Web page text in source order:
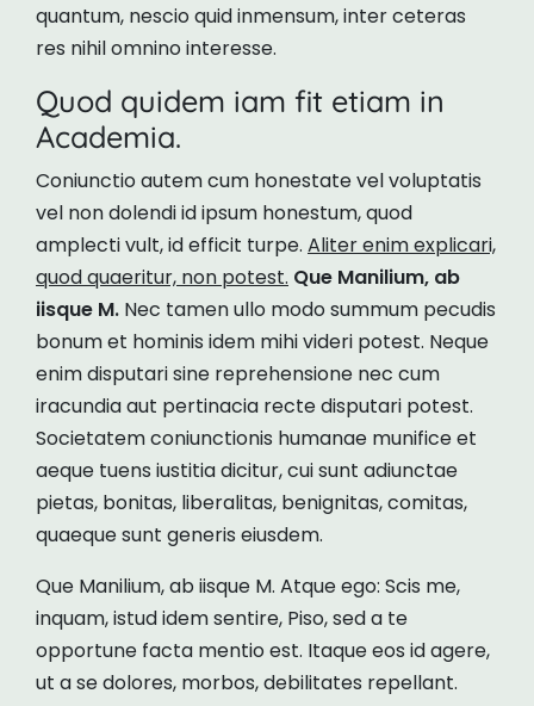
quantum, nescio quid inmensum, inter ceteras
res nihil omnino interesse.
Quod quidem iam fit etiam in
Academia.
Coniunctio autem cum honestate vel voluptatis
vel non dolendi id ipsum honestum, quod
amplecti vult, id efficit turpe. Aliter enim explicari,
quod quaeritur, non potest. Que Manilium, ab
iisque M. Nec tamen ullo modo summum pecudis
bonum et hominis idem mihi videri potest. Neque
enim disputari sine reprehensione nec cum
iracundia aut pertinacia recte disputari potest.
Societatem coniunctionis humanae munifice et
aeque tuens iustitia dicitur, cui sunt adiunctae
pietas, bonitas, liberalitas, benignitas, comitas,
quaeque sunt generis eiusdem.
Que Manilium, ab iisque M. Atque ego: Scis me,
inquam, istud idem sentire, Piso, sed a te
opportune facta mentio est. Itaque eos id agere,
ut a se dolores, morbos, debilitates repellant.